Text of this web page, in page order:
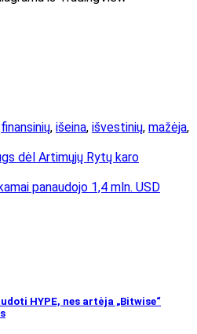
finansinių, išeina, išvestinių, mažėja,
dėl Artimųjų Rytų karo
panaudojo 1,4 mln. USD
HYPE, nes artėja „Bitwise“